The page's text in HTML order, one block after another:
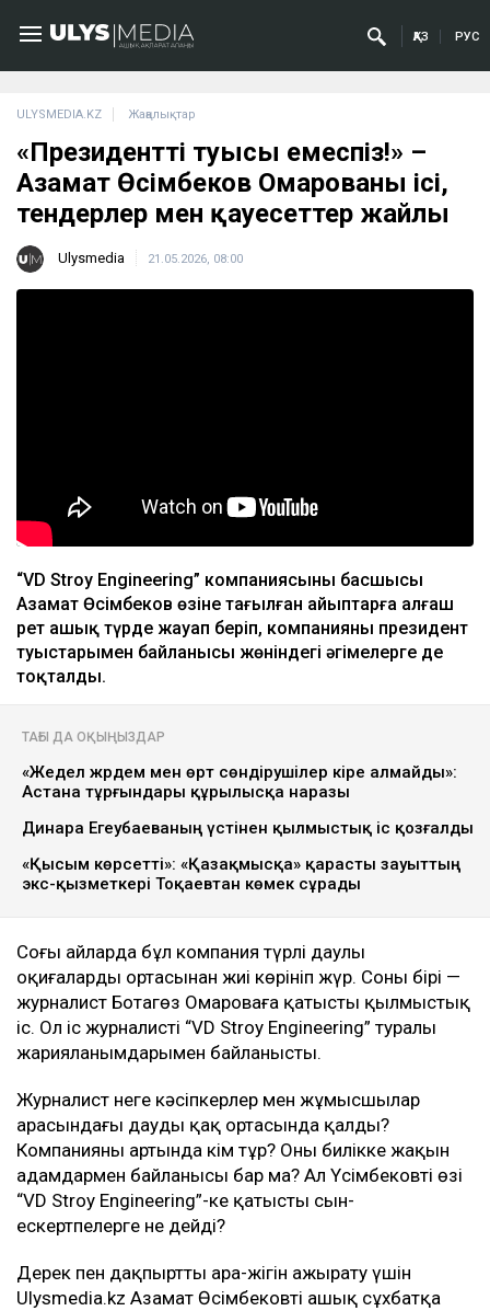
ҚАЗ РУС
ULYSMEDIA.KZ Жаңалықтар
«Президенттің туысы емеспіз!» –
Азамат Өсімбеков Омарованың ісі,
тендерлер мен қауесеттер жайлы
Ulysmedia 21.05.2026, 08:00
“VD Stroy Engineering” компаниясының басшысы
Азамат Өсімбеков өзіне тағылған айыптарға алғаш
рет ашық түрде жауап беріп, компанияның президент
туыстарымен байланысы жөніндегі әңгімелерге де
тоқталды.
ТАҒЫ ДА ОҚЫҢЫЗДАР
«Жедел жәрдем мен өрт сөндірушілер кіре алмайды»:
Астана тұрғындары құрылысқа наразы
Динара Егеубаеваның үстінен қылмыстық іс қозғалды
«Қысым көрсетті»: «Қазақмысқа» қарасты зауыттың
экс-қызметкері Тоқаевтан көмек сұрады
Соңғы айларда бұл компания түрлі даулы
оқиғалардың ортасынан жиі көрініп жүр. Соның бірі —
журналист Ботагөз Омароваға қатысты қылмыстық
іс. Ол іс журналистің “VD Stroy Engineering” туралы
жарияланымдарымен байланысты.
Журналист неге кәсіпкерлер мен жұмысшылар
арасындағы даудың қақ ортасында қалды?
Компанияның артында кім тұр? Оның билікке жақын
адамдармен байланысы бар ма? Ал Үсімбековтің өзі
“VD Stroy Engineering”-ке қатысты сын-
ескертпелерге не дейді?
Дерек пен дақпырттың ара-жігін ажырату үшін
Ulysmedia.kz Азамат Өсімбековті ашық сұхбатқа